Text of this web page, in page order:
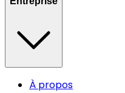
À propos